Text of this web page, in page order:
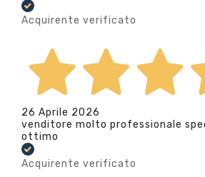
Acquirente verificato
26 Aprile 2026
venditore molto professionale
ottimo
Acquirente verificato